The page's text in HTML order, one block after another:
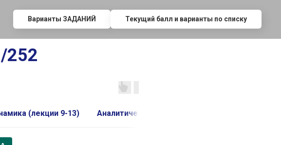
Варианты ЗАДАНИЙ Текущий балл и варианты по списку
252
(лекции 9-13) Аналитическая механика (лекции 14-17)